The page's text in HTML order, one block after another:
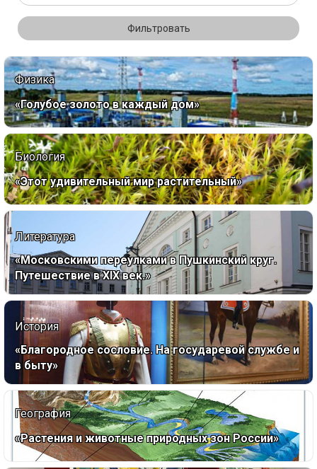
Фильтровать
Физика
«Голубое золото в каждый дом»
Биология
«Этот удивительный мир растительный»
Литература
«Московскими переулками в Пушкинский круг.
Путешествие в XIX век.»
История
«Благородное сословие. На государевой службе и
в быту»
География
«Растения и животные природных зон России»